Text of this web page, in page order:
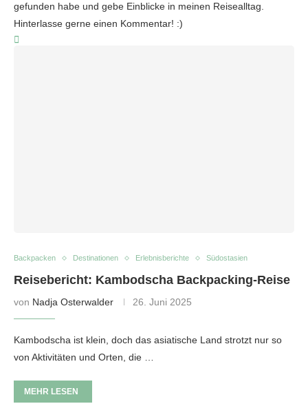
gefunden habe und gebe Einblicke in meinen Reisealltag.
Hinterlasse gerne einen Kommentar! :)
Backpacken Destinationen Erlebnisberichte Südostasien
Reisebericht: Kambodscha Backpacking-Reise
von Nadja Osterwalder 26. Juni 2025
Kambodscha ist klein, doch das asiatische Land strotzt nur so
von Aktivitäten und Orten, die …
MEHR LESEN